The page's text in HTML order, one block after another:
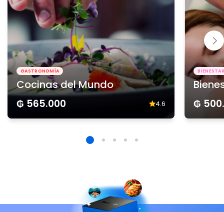
GASTRONOMÍA
Cocinas del Mundo
₲ 565.000 4.6 ₲